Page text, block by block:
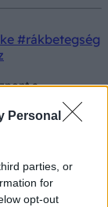
Personal
parties, or
for
opt-out
#rákbetegség
a
ezért szűnik
a